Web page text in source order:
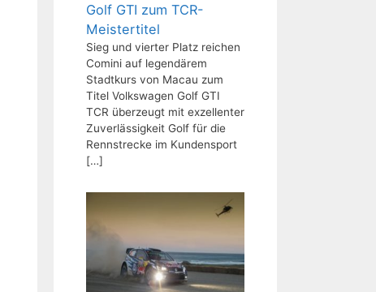
Golf GTI zum TCR-
Meistertitel
Sieg und vierter Platz reichen
Comini auf legendärem
Stadtkurs von Macau zum
Titel Volkswagen Golf GTI
TCR überzeugt mit exzellenter
Zuverlässigkeit Golf für die
Rennstrecke im Kundensport
[…]